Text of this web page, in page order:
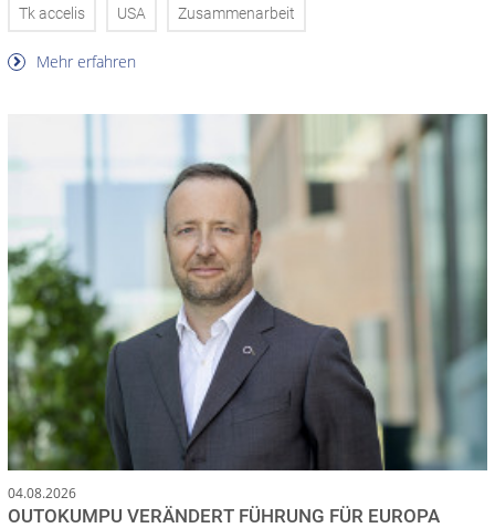
Tk accelis USA Zusammenarbeit
Mehr erfahren
04.08.2026
OUTOKUMPU VERÄNDERT FÜHRUNG FÜR EUROPA